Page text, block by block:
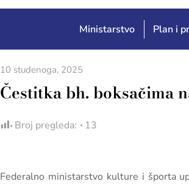
Ministarstvo Plan i
10 studenoga, 2025
Čestitka bh. boksačima
Broj pregleda: 13
Federalno ministarstvo kulture i športa